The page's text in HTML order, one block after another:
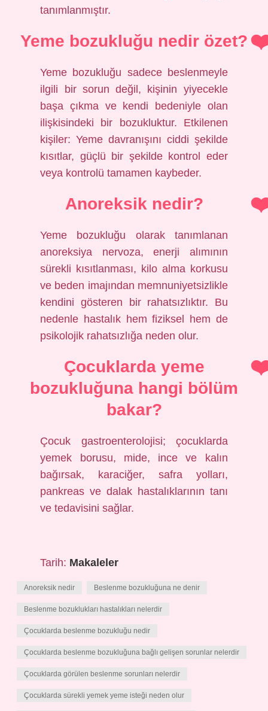
tanımlanmıştır.
Yeme bozukluğu nedir özet?
Yeme bozukluğu sadece beslenmeyle
ilgili bir sorun değil, kişinin yiyecekle
başa çıkma ve kendi bedeniyle olan
ilişkisindeki bir bozukluktur. Etkilenen
kişiler: Yeme davranışını ciddi şekilde
kısıtlar, güçlü bir şekilde kontrol eder
veya kontrolü tamamen kaybeder.
Anoreksik nedir?
Yeme bozukluğu olarak tanımlanan
anoreksiya nervoza, enerji alımının
sürekli kısıtlanması, kilo alma korkusu
ve beden imajından memnuniyetsizlikle
kendini gösteren bir rahatsızlıktır. Bu
nedenle hastalık hem fiziksel hem de
psikolojik rahatsızlığa neden olur.
Çocuklarda yeme
bozukluğuna hangi bölüm
bakar?
Çocuk gastroenterolojisi; çocuklarda
yemek borusu, mide, ince ve kalın
bağırsak, karaciğer, safra yolları,
pankreas ve dalak hastalıklarının tanı
ve tedavisini sağlar.
Tarih: Makaleler
Anoreksik nedir Beslenme bozukluğuna ne denir
Beslenme bozuklukları hastalıkları nelerdir
Çocuklarda beslenme bozukluğu nedir
Çocuklarda beslenme bozukluğuna bağlı gelişen sorunlar nelerdir
Çocuklarda görülen beslenme sorunları nelerdir
Çocuklarda sürekli yemek yeme isteği neden olur